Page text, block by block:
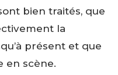
bien traités, que
la
présent et que
en scène.